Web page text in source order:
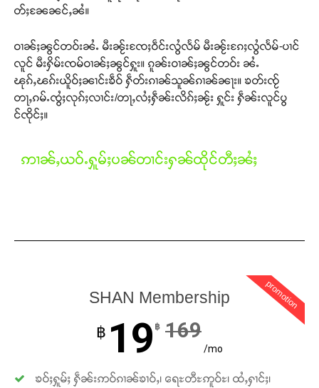
Support SHAN
တ်ႇ တူဝ်ႈလုမ်ႈၾႃႉၼၼ်ႉ ၶဝ်ႈႁူမ်ႈၵမ်ႉထႅမ် ၸုမ်းၶၢ
ဝ်ႇၽူႈတွႆႇႁွၵ်ႈ လႆႈယူႇၶႃႈဢေႃႈ။
တ်ႈၼႄၼင်ႇၼႆ။
ဝၢၼ်ႈၼွင်တဝ်းၼႆႉ မီးၼႂ်းၸႄႈဝဵင်းလွႆလႅမ် မီးၼႂ်းၵႄႈလွႆလႅမ်-ပၢင်
လူင် မီးႁိမ်းၸမ်ဝၢၼ်ႈၼွင်ႁူး။ ၵူၼ်းဝၢၼ်ႈၼွင်တဝ်း ၼႆႉ
ၽုၵ်ႇၽၵ်းယိူဝ်ႈၼၢင်းၶဵဝ် ႁဵတ်းၵၢၼ်သူၼ်ၵၢၼ်ၼႃး။ ၶတ်းၸႂ်
တႃႇၵမ်ႉၸွႆႈလုၵ်ႈလၢင်း/တႃႇလႆႈႁဵၼ်းလိၵ်ႈၼႂ်း ႁူင်း ႁဵၼ်းလူင်ပွ
င်ၸိုင်ႈ။
ဢၢၼ်ႇယဝ်ႉႁူမ်ႈပၼ်တၢင်းႁၼ်ထိုင်တီႈၼႆႈ
promotion
SHAN Membership
฿ 19 ฿ 169
/mo
ၶဝ်ႈႁူမ်ႈ ႁဵၼ်းဢဝ်ၵၢၼ်ၶၢဝ်ႇ၊ ရေႊတီႊဢူဝ်ႊ၊ ထႆႇႁၢင်ႈ၊